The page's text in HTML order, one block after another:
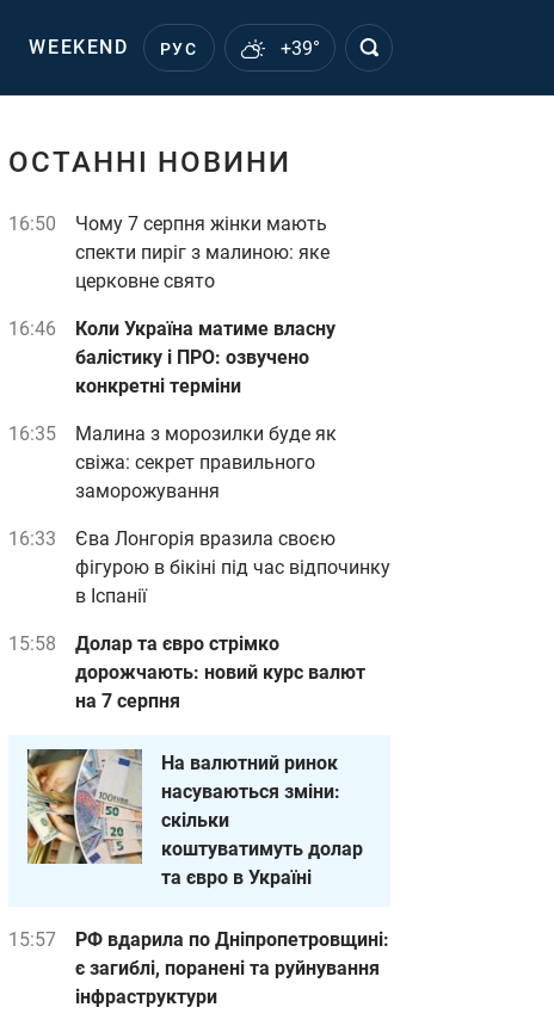
WEEKEND РУС +39°
ОСТАННІ НОВИНИ
16:50
Чому 7 серпня жінки мають
спекти пиріг з малиною: яке
церковне свято
16:46
Коли Україна матиме власну
балістику і ПРО: озвучено
конкретні терміни
16:35
Малина з морозилки буде як
свіжа: секрет правильного
заморожування
16:33
Єва Лонгорія вразила своєю
фігурою в бікіні під час відпочинку
в Іспанії
15:58
Долар та євро стрімко
дорожчають: новий курс валют
на 7 серпня
На валютний ринок
насуваються зміни:
скільки
коштуватимуть долар
та євро в Україні
15:57
РФ вдарила по Дніпропетровщині:
є загиблі, поранені та руйнування
інфраструктури